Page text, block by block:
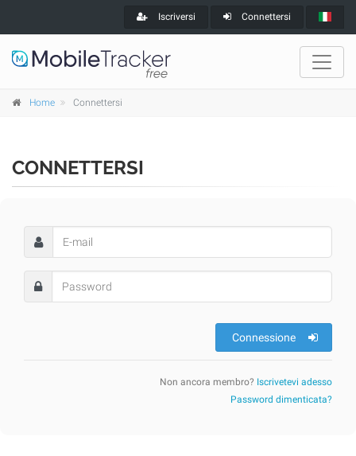
Iscriversi Connettersi
Home Connettersi
CONNETTERSI
Connessione
Non ancora membro? Iscrivetevi adesso
Password dimenticata?